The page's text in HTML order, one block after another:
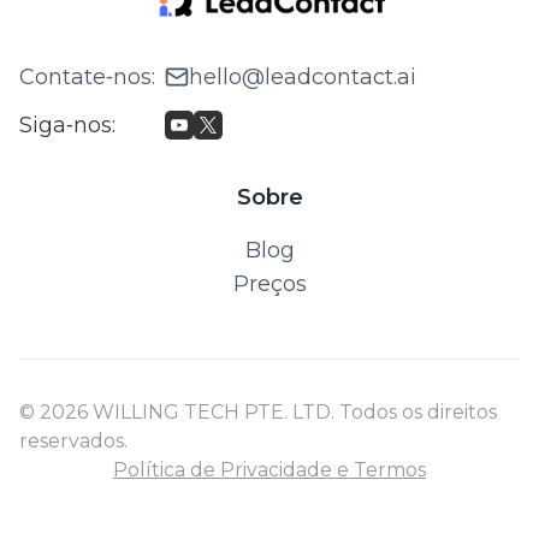
Contate‑nos:
hello@leadcontact.ai
Siga‑nos:
Sobre
Blog
Preços
© 2026 WILLING TECH PTE. LTD. Todos os direitos
reservados.
Política de Privacidade e Termos